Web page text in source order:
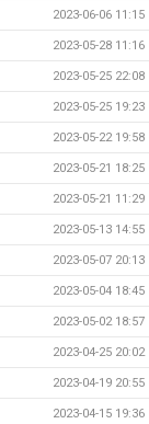
2023-06-06 11:15
2023-05-28 11:16
2023-05-25 22:08
2023-05-25 19:23
2023-05-22 19:58
2023-05-21 18:25
2023-05-21 11:29
2023-05-13 14:55
2023-05-07 20:13
2023-05-04 18:45
2023-05-02 18:57
2023-04-25 20:02
2023-04-19 20:55
2023-04-15 19:36